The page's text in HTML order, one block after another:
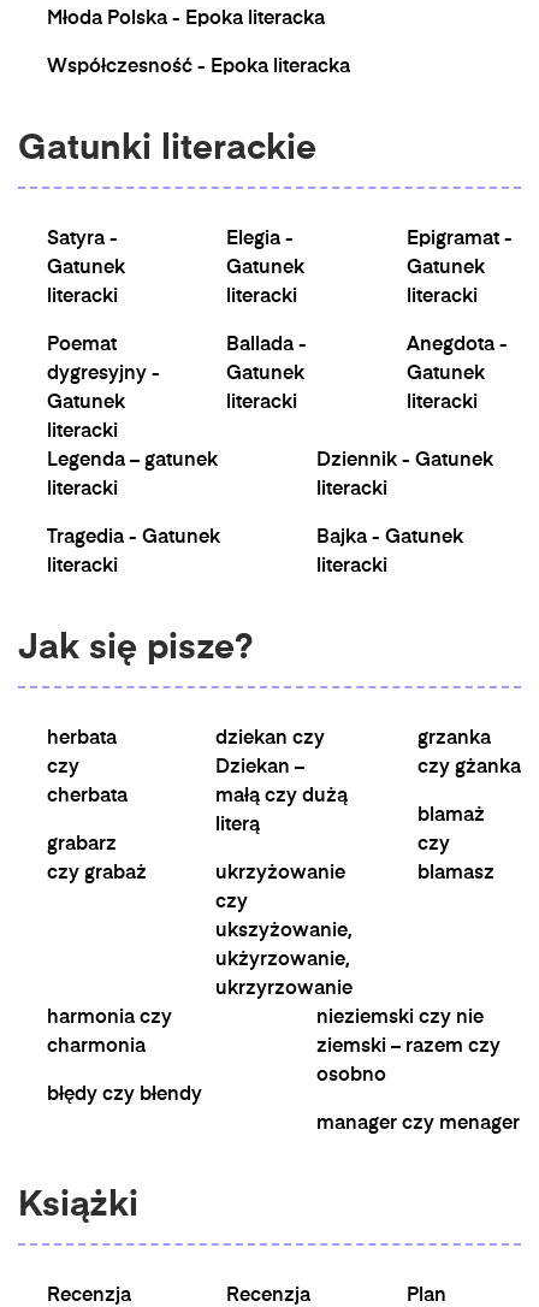
Młoda Polska - Epoka literacka
Współczesność - Epoka literacka
Gatunki literackie
Satyra -
Gatunek
literacki
Poemat
dygresyjny -
Gatunek
literacki
Elegia -
Gatunek
literacki
Ballada -
Gatunek
literacki
Epigramat -
Gatunek
literacki
Anegdota -
Gatunek
literacki
Legenda – gatunek
literacki
Tragedia - Gatunek
literacki
Dziennik - Gatunek
literacki
Bajka - Gatunek
literacki
Jak się pisze?
herbata
czy
cherbata
grabarz
czy grabaż
dziekan czy
Dziekan –
małą czy dużą
literą
ukrzyżowanie
czy
ukszyżowanie,
ukżyrzowanie,
ukrzyrzowanie
grzanka
czy gżanka
blamaż
czy
blamasz
harmonia czy
charmonia
błędy czy błendy
nieziemski czy nie
ziemski – razem czy
osobno
manager czy menager
Książki
Recenzja Recenzja Plan